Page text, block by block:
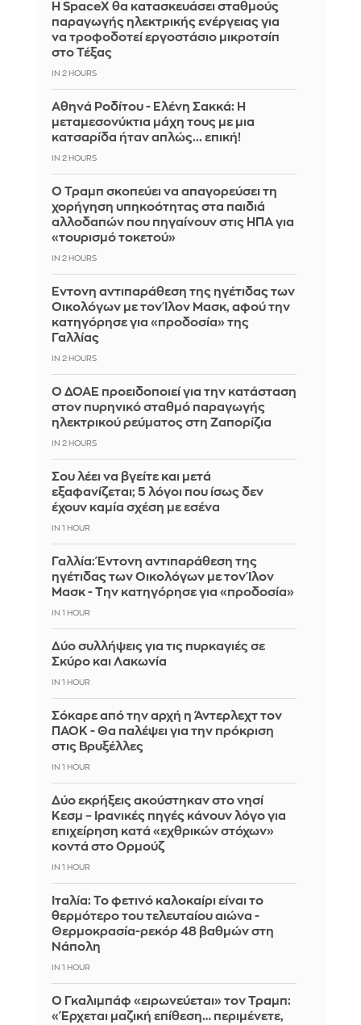
Η SpaceX θα κατασκευάσει σταθμούς
παραγωγής ηλεκτρικής ενέργειας για
να τροφοδοτεί εργοστάσιο μικροτσίπ
στο Τέξας
IN 2 HOURS
Αθηνά Ροδίτου - Ελένη Σακκά: Η
μεταμεσονύκτια μάχη τους με μια
κατσαρίδα ήταν απλώς... επική!
IN 2 HOURS
Ο Τραμπ σκοπεύει να απαγορεύσει τη
χορήγηση υπηκοότητας στα παιδιά
αλλοδαπών που πηγαίνουν στις ΗΠΑ για
«τουρισμό τοκετού»
IN 2 HOURS
Έντονη αντιπαράθεση της ηγέτιδας των
Οικολόγων με τον Ίλον Μασκ, αφού την
κατηγόρησε για «προδοσία» της
Γαλλίας
IN 2 HOURS
Ο ΔΟΑΕ προειδοποιεί για την κατάσταση
στον πυρηνικό σταθμό παραγωγής
ηλεκτρικού ρεύματος στη Ζαπορίζια
IN 2 HOURS
Σου λέει να βγείτε και μετά
εξαφανίζεται; 5 λόγοι που ίσως δεν
έχουν καμία σχέση με εσένα
IN 1 HOUR
Γαλλία: Έντονη αντιπαράθεση της
ηγέτιδας των Οικολόγων με τον Ίλον
Μασκ - Την κατηγόρησε για «προδοσία»
IN 1 HOUR
Δύο συλλήψεις για τις πυρκαγιές σε
Σκύρο και Λακωνία
IN 1 HOUR
Σόκαρε από την αρχή η Άντερλεχτ τον
ΠΑΟΚ - Θα παλέψει για την πρόκριση
στις Βρυξέλλες
IN 1 HOUR
Δύο εκρήξεις ακούστηκαν στο νησί
Κεσμ – Ιρανικές πηγές κάνουν λόγο για
επιχείρηση κατά «εχθρικών στόχων»
κοντά στο Ορμούζ
IN 1 HOUR
Ιταλία: To φετινό καλοκαίρι είναι το
θερμότερο του τελευταίου αιώνα -
Θερμοκρασία-ρεκόρ 48 βαθμών στη
Νάπολη
IN 1 HOUR
Ο Γκαλιμπάφ «ειρωνεύεται» τον Τραμπ:
«Έρχεται μαζική επίθεση… περιμένετε,